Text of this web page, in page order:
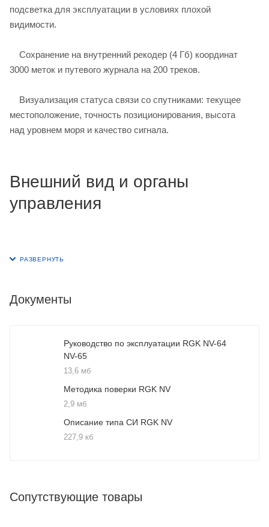
подсветка для эксплуатации в условиях плохой
видимости.
Сохранение на внутренний рекодер (4 Гб) координат
3000 меток и путевого журнала на 200 треков.
Визуализация статуса связи со спутниками: текущее
местоположение, точность позиционирования, высота
над уровнем моря и качество сигнала.
Внешний вид и органы
управления
Документы
Руководство по эксплуатации RGK NV-64
NV-65
13,6 мб
Методика поверки RGK NV
2,9 мб
Описание типа СИ RGK NV
227,9 кб
Сопутствующие товары